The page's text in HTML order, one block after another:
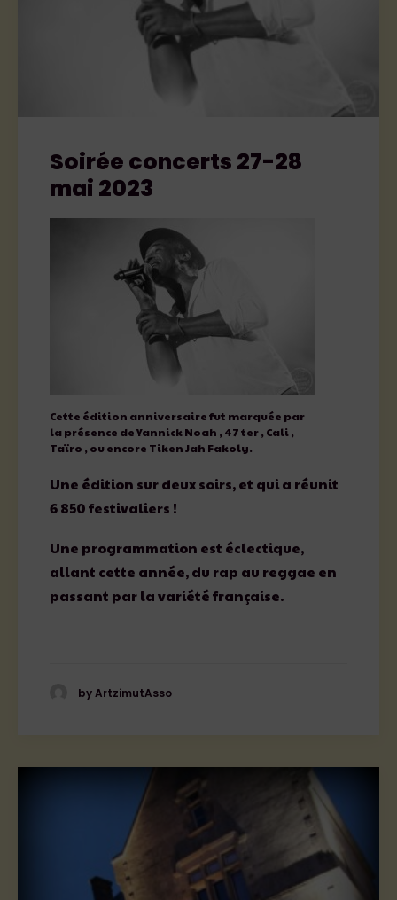
Soirée concerts 27-28
mai 2023
Cette édition anniversaire fut marquée par
la présence de Yannick Noah , 47 ter , Cali ,
Taïro , ou encore Tiken Jah Fakoly.
Une édition sur deux soirs, et qui a réunit
6 850 festivaliers !
Une programmation est éclectique,
allant cette année, du rap au reggae en
passant par la variété française.
by ArtzimutAsso